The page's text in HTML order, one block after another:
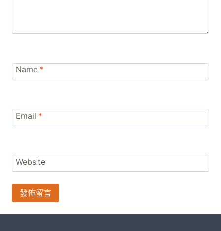
Name *
Email *
Website